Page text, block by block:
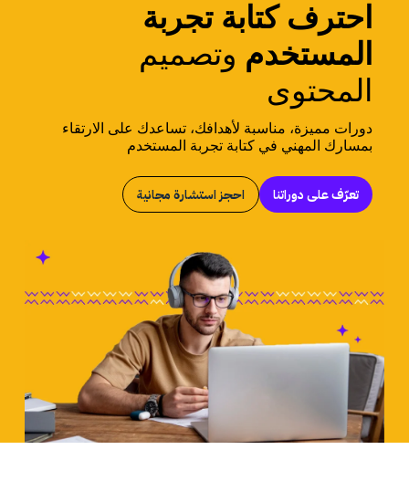
احترف كتابة تجربة
المستخدم وتصميم
المحتوى
دورات مميزة، مناسبة لأهدافك، تساعدك على الارتقاء
بمسارك المهني في كتابة تجربة المستخدم
تعرّف على دوراتنا احجز استشارة مجانية